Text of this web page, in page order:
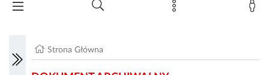
Strona Główna